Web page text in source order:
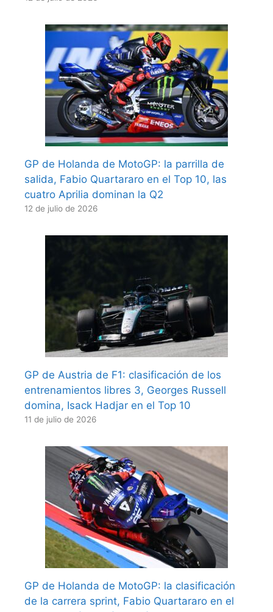
GP de Holanda de MotoGP: la parrilla de
salida, Fabio Quartararo en el Top 10, las
cuatro Aprilia dominan la Q2
12 de julio de 2026
GP de Austria de F1: clasificación de los
entrenamientos libres 3, Georges Russell
domina, Isack Hadjar en el Top 10
11 de julio de 2026
GP de Holanda de MotoGP: la clasificación
de la carrera sprint, Fabio Quartararo en el